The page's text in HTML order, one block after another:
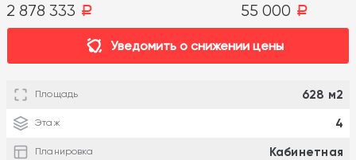
2 878 333 a 55 000 a
Уведомить о снижении цены
Площадь 628 м2
Этаж 4
Планировка Кабинетная